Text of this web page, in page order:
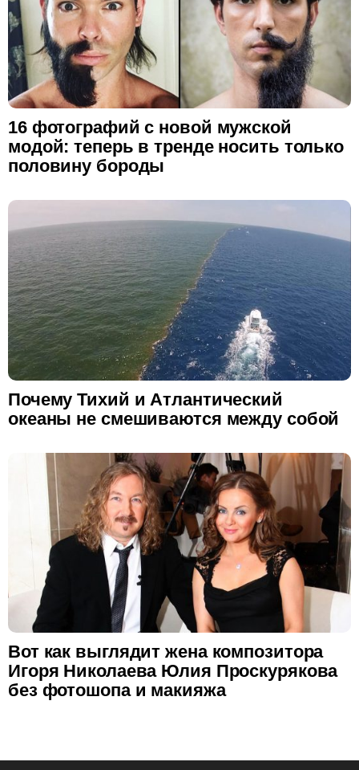
16 фотографий с новой мужской
модой: теперь в тренде носить только
половину бороды
Почему Тихий и Атлантический
океаны не смешиваются между собой
Вот как выглядит жена композитора
Игоря Николаева Юлия Проскурякова
без фотошопа и макияжа